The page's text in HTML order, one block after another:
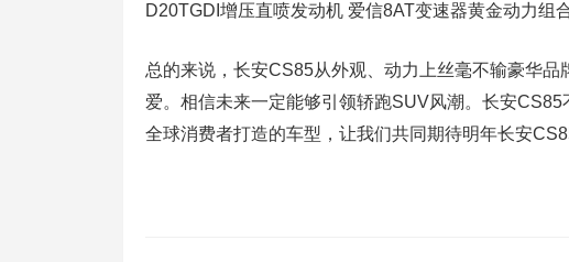
D20TGDI增压直喷发动机 爱信8AT变速器黄金动力组
总的来说，长安CS85从外观、动力上丝毫不输豪华
爱。相信未来一定能够引领轿跑SUV风潮。长安
全球消费者打造的车型，让我们共同期待明年长安